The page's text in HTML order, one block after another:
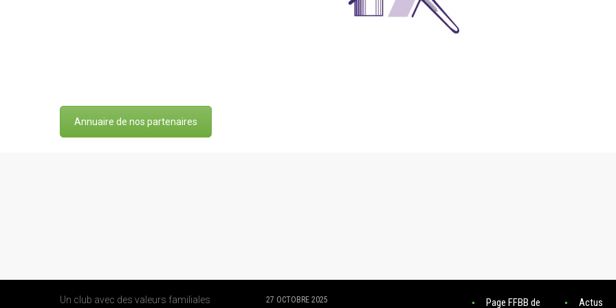
Annuaire de nos partenaires
Un club avec des valeurs familiales 27 OCTOBRE 2025 Page FFBB de Actus